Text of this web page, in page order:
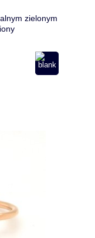
zielonym